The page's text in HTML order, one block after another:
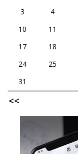
3
4
10
11
17
18
24
25
31